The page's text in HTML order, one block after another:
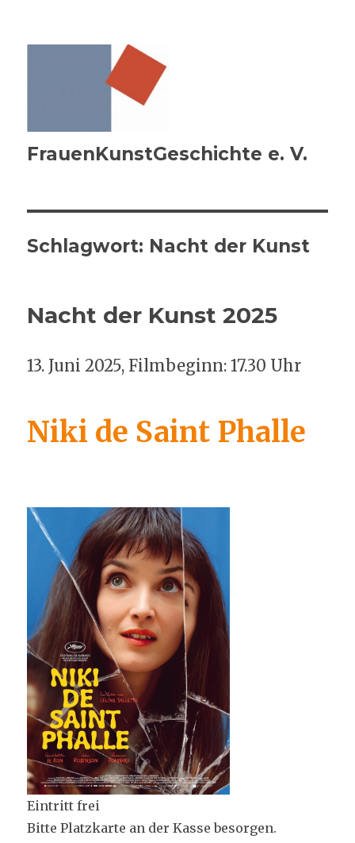
FrauenKunstGeschichte e. V.
Schlagwort: Nacht der Kunst
Nacht der Kunst 2025
13. Juni 2025, Filmbeginn: 17.30 Uhr
Niki de Saint Phalle
Eintritt frei
Bitte Platzkarte an der Kasse besorgen.